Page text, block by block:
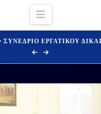
Navigation
ΣΥΝΕΔΡΙΟ ΕΡΓΑΤΙΚΟΥ